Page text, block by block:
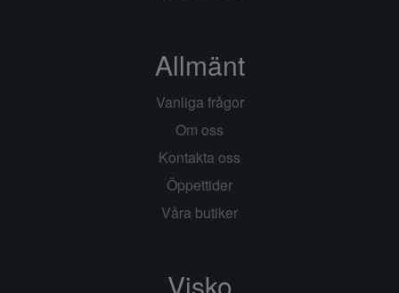
Allmänt
Vanliga frågor
Om oss
Kontakta oss
Öppettider
Våra butiker